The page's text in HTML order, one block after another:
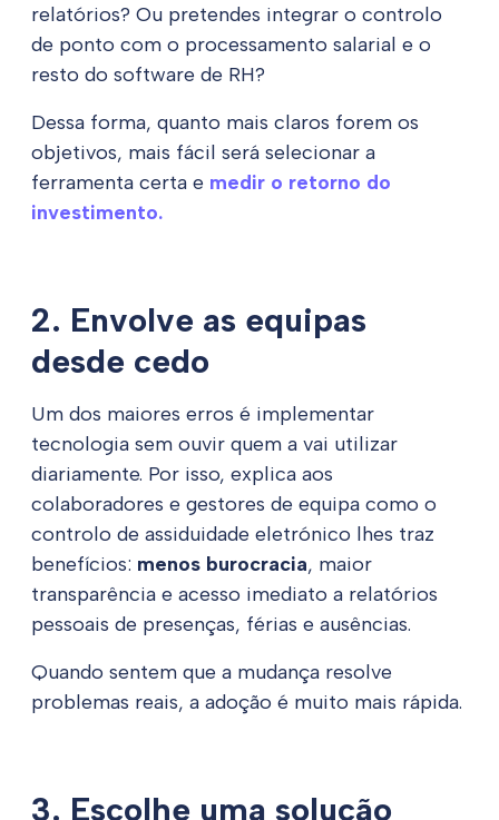
relatórios? Ou pretendes integrar o controlo
de ponto com o processamento salarial e o
resto do software de RH?
Dessa forma, quanto mais claros forem os
objetivos, mais fácil será selecionar a
ferramenta certa e medir o retorno do
investimento.
2. Envolve as equipas
desde cedo
Um dos maiores erros é implementar
tecnologia sem ouvir quem a vai utilizar
diariamente. Por isso, explica aos
colaboradores e gestores de equipa como o
controlo de assiduidade eletrónico lhes traz
benefícios: menos burocracia, maior
transparência e acesso imediato a relatórios
pessoais de presenças, férias e ausências.
Quando sentem que a mudança resolve
problemas reais, a adoção é muito mais rápida.
3. Escolhe uma solução